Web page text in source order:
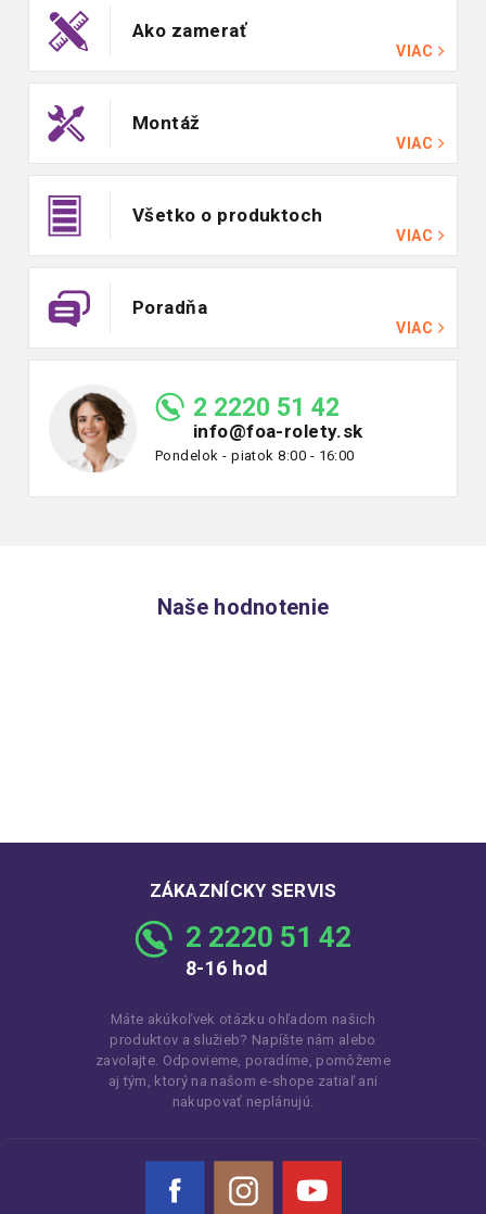
Ako zamerať
VIAC
Montáž
VIAC
Všetko o produktoch
VIAC
Poradňa
VIAC
2 2220 51 42
info@foa-rolety.sk
Pondelok - piatok 8:00 - 16:00
Naše hodnotenie
ZÁKAZNÍCKY SERVIS
2 2220 51 42
8-16 hod
Máte akúkoľvek otázku ohľadom našich
produktov a služieb? Napíšte nám alebo
zavolajte. Odpovieme, poradíme, pomôžeme
aj tým, ktorý na našom e-shope zatiaľ ani
nakupovať neplánujú.
Facebook Instagram YouTube